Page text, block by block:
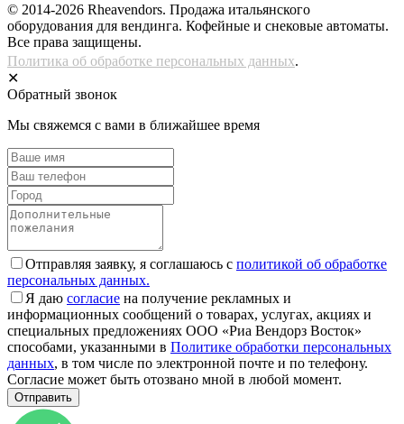
© 2014-2026 Rheavendors. Продажа итальянского
оборудования для вендинга. Кофейные и снековые автоматы.
Все права защищены.
Политика об обработке персональных данных.
✕
Обратный звонок
Мы свяжемся с вами в ближайшее время
Отправляя заявку, я соглашаюсь с политикой об обработке
персональных данных.
Я даю согласие на получение рекламных и
информационных сообщений о товарах, услугах, акциях и
специальных предложениях ООО «Риа Вендорз Восток»
способами, указанными в Политике обработки персональных
данных, в том числе по электронной почте и по телефону.
Согласие может быть отозвано мной в любой момент.